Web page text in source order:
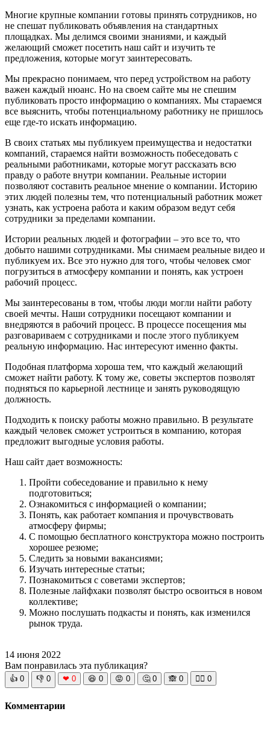
Многие крупные компании готовы принять сотрудников, но
не спешат публиковать объявления на стандартных
площадках. Мы делимся своими знаниями, и каждый
желающий сможет посетить наш сайт и изучить те
предложения, которые могут заинтересовать.
Мы прекрасно понимаем, что перед устройством на работу
важен каждый нюанс. Но на своем сайте мы не спешим
публиковать просто информацию о компаниях. Мы стараемся
все выяснить, чтобы потенциальному работнику не пришлось
еще где-то искать информацию.
В своих статьях мы публикуем преимущества и недостатки
компаний, стараемся найти возможность побеседовать с
реальными работниками, которые могут рассказать всю
правду о работе внутри компании. Реальные истории
позволяют составить реальное мнение о компании. Историю
этих людей полезны тем, что потенциальный работник может
узнать, как устроена работа и каким образом ведут себя
сотрудники за пределами компании.
Истории реальных людей и фотографии – это все то, что
добыто нашими сотрудниками. Мы снимаем реальные видео и
публикуем их. Все это нужно для того, чтобы человек смог
погрузиться в атмосферу компании и понять, как устроен
рабочий процесс.
Мы заинтересованы в том, чтобы люди могли найти работу
своей мечты. Наши сотрудники посещают компании и
внедряются в рабочий процесс. В процессе посещения мы
разговариваем с сотрудниками и после этого публикуем
реальную информацию. Нас интересуют именно факты.
Подобная платформа хороша тем, что каждый желающий
сможет найти работу. К тому же, советы экспертов позволят
подняться по карьерной лестнице и занять руководящую
должность.
Подходить к поиску работы можно правильно. В результате
каждый человек сможет устроиться в компанию, которая
предложит выгодные условия работы.
Наш сайт дает возможность:
Пройти собеседование и правильно к нему
подготовиться;
Ознакомиться с информацией о компании;
Понять, как работает компания и прочувствовать
атмосферу фирмы;
С помощью бесплатного конструктора можно построить
хорошее резюме;
Следить за новыми вакансиями;
Изучать интересные статьи;
Познакомиться с советами экспертов;
Полезные лайфхаки позволят быстро освоиться в новом
коллективе;
Можно послушать подкасты и понять, как изменился
рынок труда.
14 июня 2022
Вам понравилась эта публикация?
👍 0 👎 0 ❤ 0 😆 0 😡 0 🤔 0 🙈 0 🧘‍♀️ 0
Комментарии